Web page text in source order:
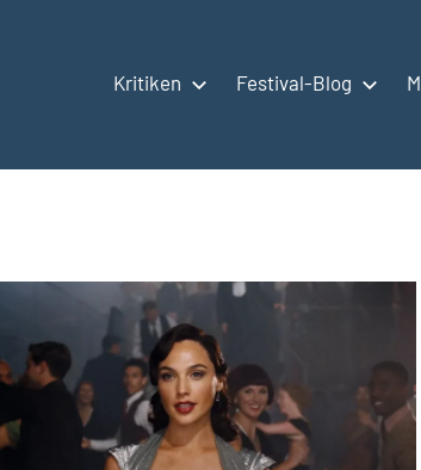
Kritiken Festival-Blog